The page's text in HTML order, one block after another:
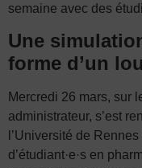
semaine avec des
Une
forme d’un
Mercredi 26 mars, sur
administrateur, s’est
l’Université de
d’étudiant·e·s en